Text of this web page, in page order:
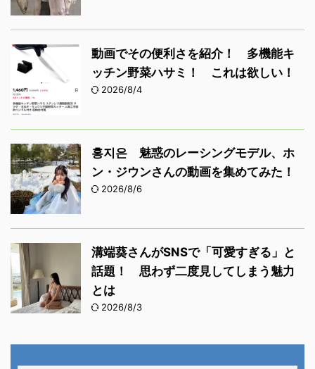
動画でその便利さを紹介！ 多機能キ
ッチン野菜ハサミ！ これは欲しい！
2026/8/4
홍지은 魅惑のレーシングモデル、ホ
ン・ジウンさんの動画を集めてみた！
2026/8/6
溝端葵さんがSNSで「可愛すぎる」と
話題！ 思わず二度見してしまう魅力
とは
2026/8/3